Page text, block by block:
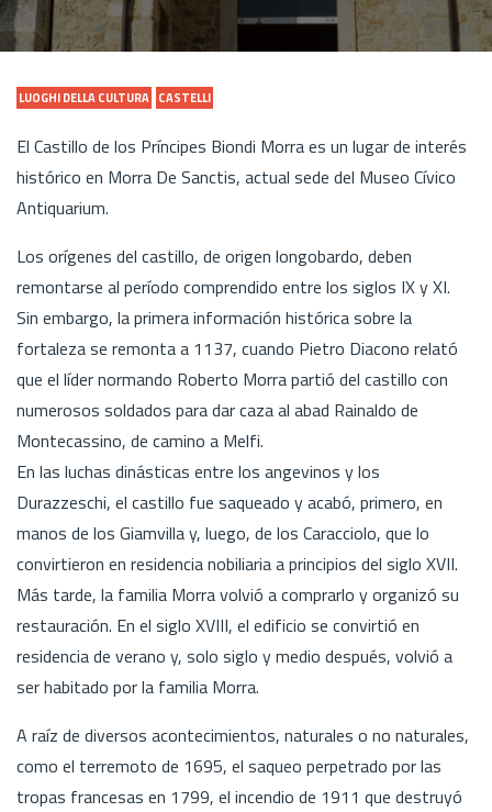
LUOGHI DELLA CULTURA CASTELLI
El Castillo de los Príncipes Biondi Morra es un lugar de interés
histórico en Morra De Sanctis, actual sede del Museo Cívico
Antiquarium.
Los orígenes del castillo, de origen longobardo, deben
remontarse al período comprendido entre los siglos IX y XI.
Sin embargo, la primera información histórica sobre la
fortaleza se remonta a 1137, cuando Pietro Diacono relató
que el líder normando Roberto Morra partió del castillo con
numerosos soldados para dar caza al abad Rainaldo de
Montecassino, de camino a Melfi.
En las luchas dinásticas entre los angevinos y los
Durazzeschi, el castillo fue saqueado y acabó, primero, en
manos de los Giamvilla y, luego, de los Caracciolo, que lo
convirtieron en residencia nobiliaria a principios del siglo XVII.
Más tarde, la familia Morra volvió a comprarlo y organizó su
restauración. En el siglo XVIII, el edificio se convirtió en
residencia de verano y, solo siglo y medio después, volvió a
ser habitado por la familia Morra.
A raíz de diversos acontecimientos, naturales o no naturales,
como el terremoto de 1695, el saqueo perpetrado por las
tropas francesas en 1799, el incendio de 1911 que destruyó